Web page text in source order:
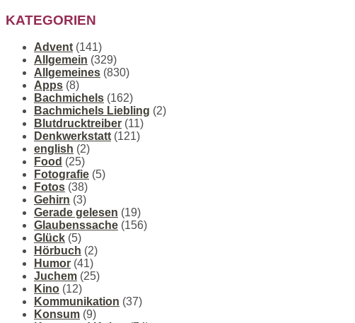
KATEGORIEN
Advent (141)
Allgemein (329)
Allgemeines (830)
Apps (8)
Bachmichels (162)
Bachmichels Liebling (2)
Blutdrucktreiber (11)
Denkwerkstatt (121)
english (2)
Food (25)
Fotografie (5)
Fotos (38)
Gehirn (3)
Gerade gelesen (19)
Glaubenssache (156)
Glück (5)
Hörbuch (2)
Humor (41)
Juchem (25)
Kino (12)
Kommunikation (37)
Konsum (9)